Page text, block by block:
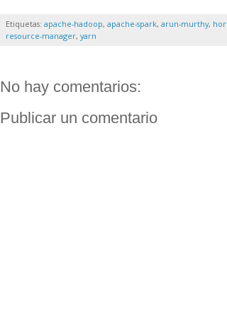
Etiquetas: apache-hadoop, apache-spark, arun-murthy,
resource-manager, yarn
No hay comentarios:
Publicar un comentario